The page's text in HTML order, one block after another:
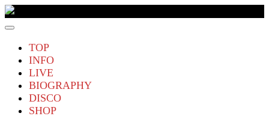
TOP
INFO
LIVE
BIOGRAPHY
DISCO
SHOP